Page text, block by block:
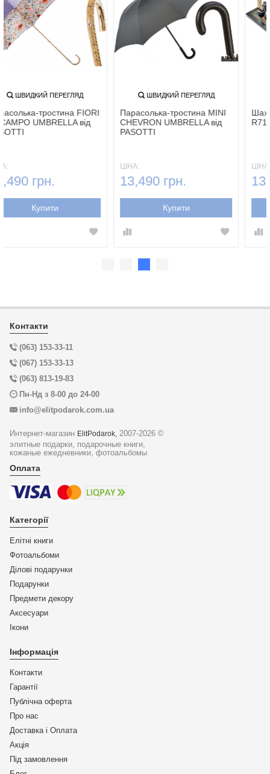
ШВИДКИЙ ПЕРЕГЛЯД
Парасолька-тростина FIORI
DI CAMPO UMBRELLA від
PASOTTI
13,490 грн.
Купити
ШВИДКИЙ ПЕРЕГЛЯД
Парасолька-тростина MINI
CHEVRON UMBRELLA від
PASOTTI
13,490 грн.
Купити
Контакти
(063) 153-33-11
(067) 153-33-13
(063) 813-19-83
Пн-Нд з 8-00 до 24-00
info@elitpodarok.com.ua
Интернет-магазин ElitPodarok,
2007-2026 ©
элитные подарки, подарочные книги,
кожаные ежедневники, фотоальбомы
Оплата
Категорії
Елітні книги
Фотоальбоми
Ділові подарунки
Подарунки
Предмети декору
Аксесуари
Ікони
Інформація
Контакти
Гарантії
Публічна оферта
Про нас
Доставка і Оплата
Акція
Під замовлення